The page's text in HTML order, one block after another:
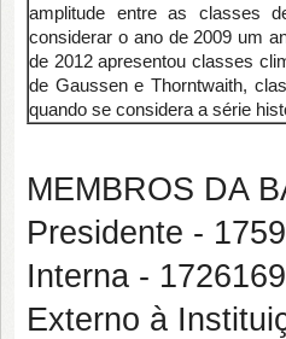
amplitude entre as classes
considerar o ano de 2009 um
de 2012 apresentou classes
de Gaussen e Thorntwaith,
quando se considera a série
MEMBROS DA
Presidente -
Interna -
Externo à